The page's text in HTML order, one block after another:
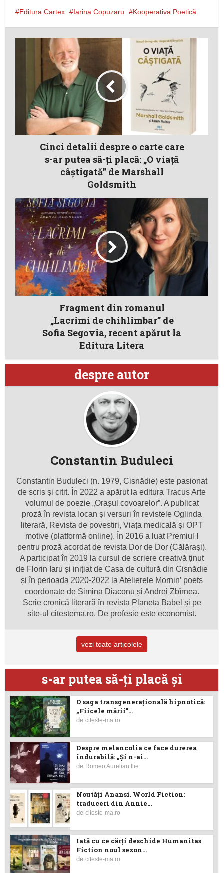
Editura Cartex Iarina Copuzaru Kooperativa Poetică
Cinci detalii despre o carte care
s-ar putea să-ţi placă: „O viață
câștigată” de Marshall
Goldsmith
Fragment din romanul
„Lacrimi de chihlimbar” de
Sofia Segovia, recent apărut la
Editura Litera
despre autor
Constantin Buduleci
Constantin Buduleci (n. 1979, Cisnădie) este pasionat
de scris și citit. În 2022 a apărut la editura Tracus Arte
volumul de poezie „Orașul covoarelor”. A publicat
proză în revista Iocan și versuri în revistele Oglinda
literară, Revista de povestiri, Viața medicală și OPT
motive (platformă online). În 2016 a luat Premiul I
pentru proză acordat de revista Dor de Dor (Călărași).
A participat în 2019 la cursul de scriere creativă ținut
de Florin Iaru și inițiat de Casa de cultură din Cisnădie
și în perioada 2020-2022 la Atelierele Mornin’ poets
coordonate de Simina Diaconu și Andrei Zbîrnea.
Scrie cronică literară în revista Planeta Babel și pe
site-ul citestema.ro. De profesie este economist.
vezi toate articolele
s-ar putea să-ţi placă şi
O saga transgenerațională hipnotică:
„Fiicele mării”...
deciteste-ma.ro
Despre melancolia ce face durerea
îndurabilă: „Și n-ai...
de Romeo Aurelian Ilie
Noutăţi Anansi. World Fiction:
traduceri din Annie...
deciteste-ma.ro
Iată cu ce cărţi deschide Humanitas
Fiction noul sezon...
deciteste-ma.ro